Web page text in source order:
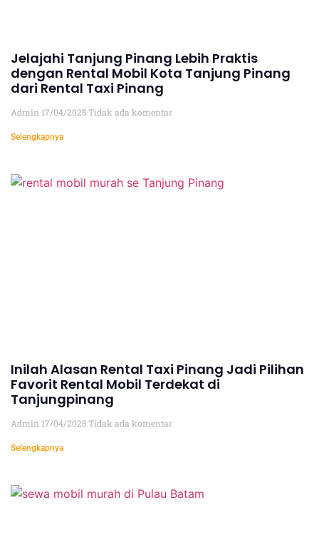
Jelajahi Tanjung Pinang Lebih Praktis
dengan Rental Mobil Kota Tanjung Pinang
dari Rental Taxi Pinang
Admin 17/04/2025Tidak ada komentar
Selengkapnya
Inilah Alasan Rental Taxi Pinang Jadi Pilihan
Favorit Rental Mobil Terdekat di
Tanjungpinang
Admin 17/04/2025Tidak ada komentar
Selengkapnya